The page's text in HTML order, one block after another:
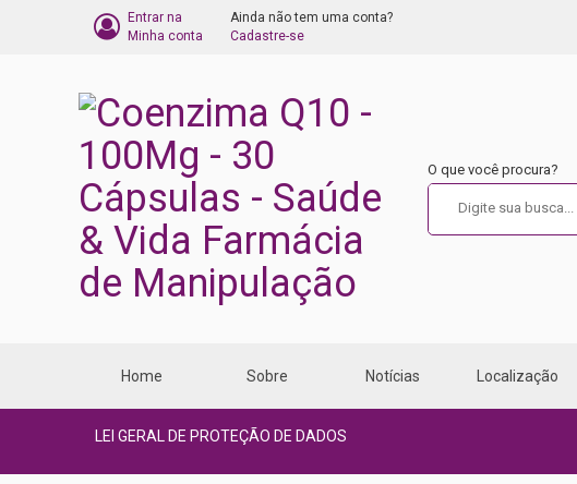
Entrar na
Minha conta
Ainda não tem uma conta?
Cadastre-se
O que você procura?
Home Sobre Notícias Localização
LEI GERAL DE PROTEÇÃO DE DADOS